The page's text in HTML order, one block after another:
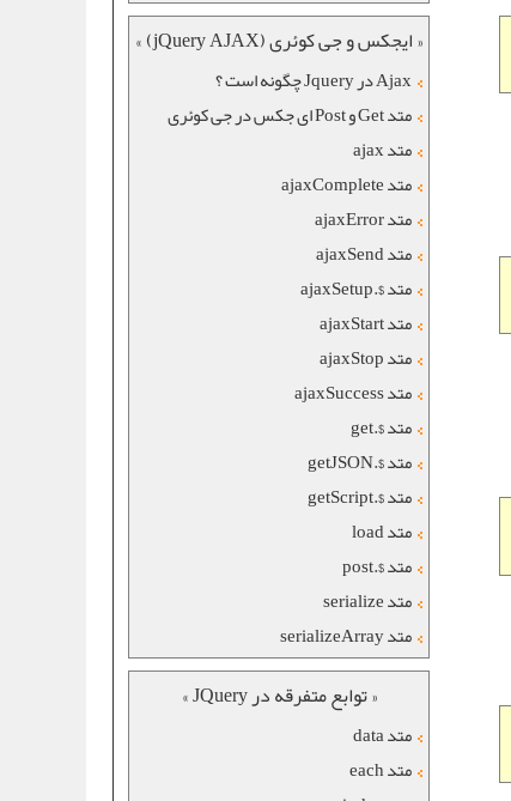
« ایجکس و جی کوئری (jQuery AJAX) »
Ajax در Jquery چگونه است ؟
متد Get و Post ای جکس در جی کوئری
متد ajax
متد ajaxComplete
متد ajaxError
متد ajaxSend
متد $.ajaxSetup
متد ajaxStart
متد ajaxStop
متد ajaxSuccess
متد $.get
متد $.getJSON
متد $.getScript
متد load
متد $.post
متد serialize
متد serializeArray
« توابع متفرقه در JQuery »
متد data
متد each